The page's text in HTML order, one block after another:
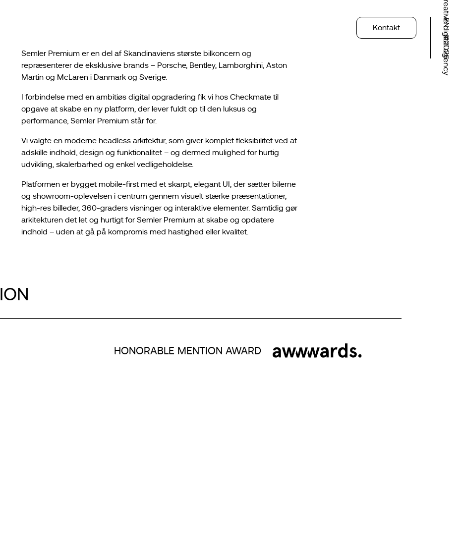
Kontakt
EN
Creative digital agency
©2026
Semler Premium er en del af Skandinaviens største bilkoncern og
repræsenterer de eksklusive brands – Porsche, Bentley, Lamborghini, Aston
Martin og McLaren i Danmark og Sverige.
I forbindelse med en ambitiøs digital opgradering fik vi hos Checkmate til
opgave at skabe en ny platform, der lever fuldt op til den luksus og
performance, Semler Premium står for.
Vi valgte en moderne headless arkitektur, som giver komplet fleksibilitet ved at
adskille indhold, design og funktionalitet – og dermed mulighed for hurtig
udvikling, skalerbarhed og enkel vedligeholdelse.
Platformen er bygget mobile-first med et skarpt, elegant UI, der sætter bilerne
og showroom-oplevelsen i centrum gennem visuelt stærke præsentationer,
high-res billeder, 360-graders visninger og interaktive elementer. Samtidig gør
arkitekturen det let og hurtigt for Semler Premium at skabe og opdatere
indhold – uden at gå på kompromis med hastighed eller kvalitet.
HONORABLE MENTION AWARD